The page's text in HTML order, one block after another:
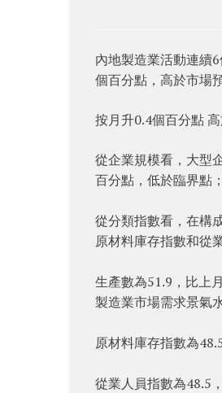
內地製造業活動連續
個百分點，高於市場
按月升0.4個百分點
從企業規模看，大型
百分點，低於臨界點
從分類指數看，在構
原材料庫存指數和從
生產數為51.9，比上
製造業市場需求景氣
原材料庫存指數為
從業人員指數為48.5